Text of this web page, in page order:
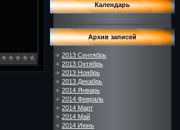
Календарь
Архив записей
2013 Сентябрь
2013 Октябрь
2013 Ноябрь
2013 Декабрь
2014 Январь
2014 Февраль
2014 Март
2014 Май
2014 Июнь